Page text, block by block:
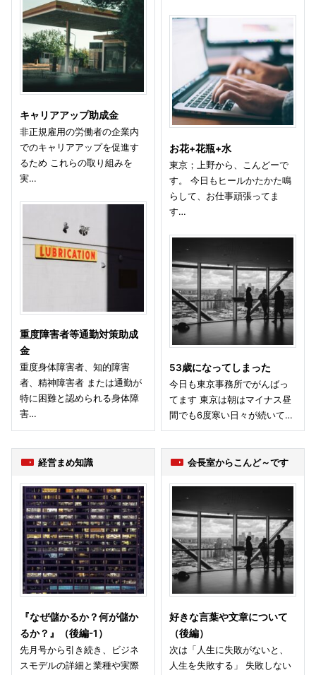
キャリアアップ助成金
非正規雇用の労働者の企業内
でのキャリアアップを促進す
るため これらの取り組みを
実…
重度障害者等通勤対策助成
金
重度身体障害者、知的障害
者、精神障害者 または通勤が
特に困難と認められる身体障
害…
お花+花瓶+水
東京；上野から、こんどーで
す。 今日もヒールかたかた鳴
らして、お仕事頑張ってま
す…
53歳になってしまった
今日も東京事務所でがんばっ
てます 東京は朝はマイナス昼
間でも6度寒い日々が続いて…
経営まめ知識
『なぜ儲かるか？何が儲か
るか？』（後編-1）
先月号から引き続き、ビジネ
スモデルの詳細と業種や実際
会長室からこんど～です
好きな言葉や文章について
（後編）
次は「人生に失敗がないと、
人生を失敗する」 失敗しない